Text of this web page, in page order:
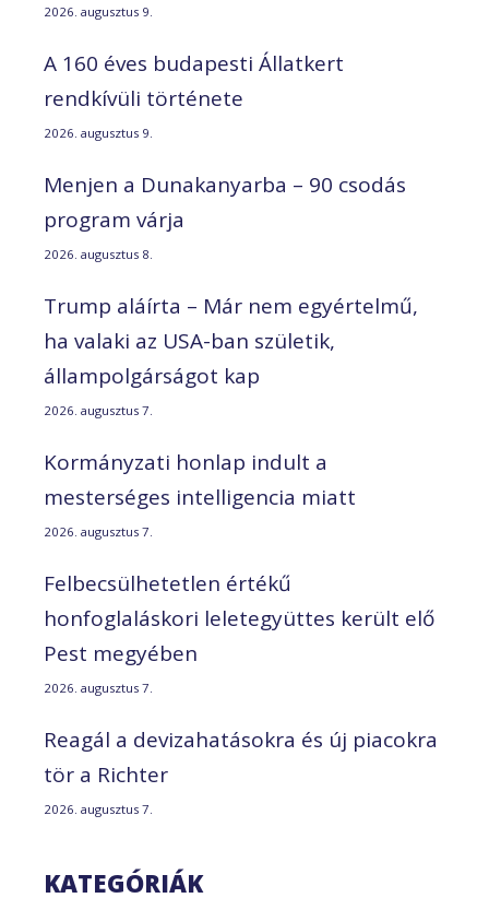
2026. augusztus 9.
A 160 éves budapesti Állatkert
rendkívüli története
2026. augusztus 9.
Menjen a Dunakanyarba – 90 csodás
program várja
2026. augusztus 8.
Trump aláírta – Már nem egyértelmű,
ha valaki az USA-ban születik,
állampolgárságot kap
2026. augusztus 7.
Kormányzati honlap indult a
mesterséges intelligencia miatt
2026. augusztus 7.
Felbecsülhetetlen értékű
honfoglaláskori leletegyüttes került elő
Pest megyében
2026. augusztus 7.
Reagál a devizahatásokra és új piacokra
tör a Richter
2026. augusztus 7.
KATEGÓRIÁK